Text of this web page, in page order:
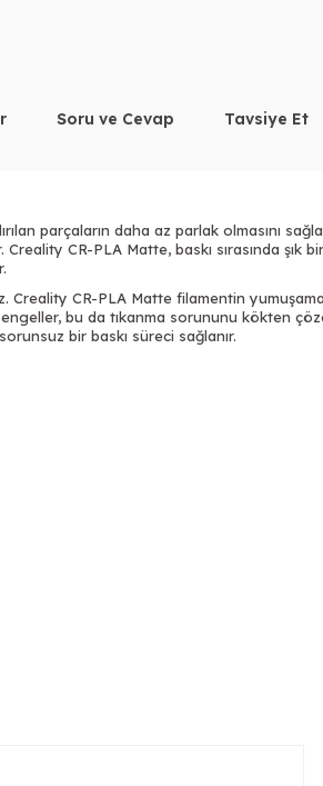
Soru ve Cevap Tavsiye Et
parçaların daha az parlak olmasını
CR-PLA Matte, baskı sırasında şık
CR-PLA Matte filamentin yumuşama
bu da tıkanma sorununu kökten
bir baskı süreci sağlanır.